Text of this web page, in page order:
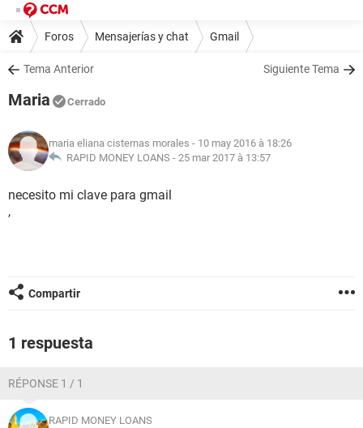
Foros Mensajerías y chat Gmail
Tema Anterior Siguiente Tema
Maria Cerrado
maria eliana cisternas morales - 10 may 2016 à 18:26
RAPID MONEY LOANS - 25 mar 2017 à 13:57
necesito mi clave para gmail
,
Compartir
1 respuesta
RÉPONSE 1 / 1
RAPID MONEY LOANS